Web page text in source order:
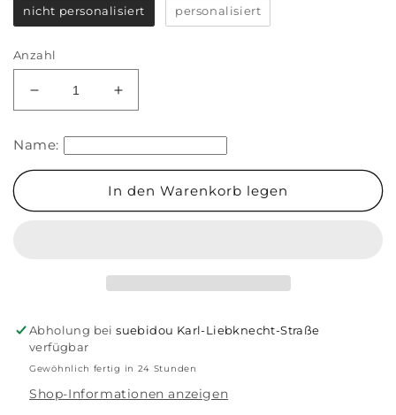
nicht personalisiert personalisiert
Anzahl
Verringere
die
Menge
für
Wunderschöner
Rucksack
Erhöhe
die
Menge
für
Wunderschöner
Kinder
Rucksack
Name:
In den Warenkorb legen
Abholung beisuebidou Karl-Liebknecht-Straße
verfügbar
Gewöhnlich fertig in 24 Stunden
Shop-Informationen anzeigen